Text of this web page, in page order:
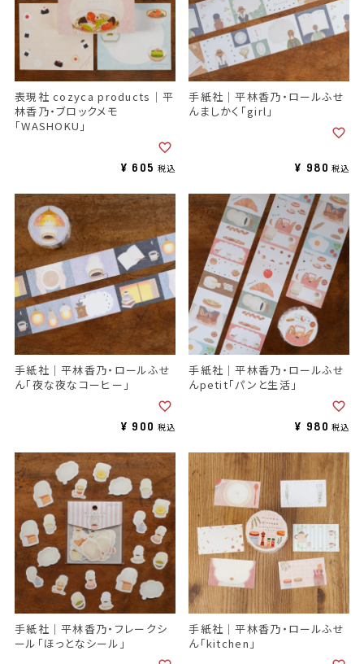
表現社 cozyca products｜平
林香乃・ブロックメモ
「WASHOKU」
¥ 605 税込
手紙社｜平林香乃・ロールふせ
んましかく「girl」
¥ 980 税込
手紙社｜平林香乃・ロールふせ
ん「夜な夜なコーヒー」
¥ 900 税込
手紙社｜平林香乃・ロールふせ
んpetit「パンと生活」
¥ 980 税込
手紙社｜平林香乃・フレークシ
ール「ほっとなシール」
手紙社｜平林香乃・ロールふせ
ん「kitchen」